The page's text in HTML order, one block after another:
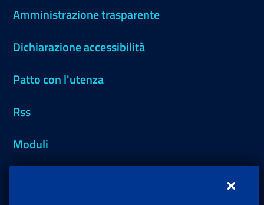
Amministrazione trasparente
Dichiarazione accessibilità
Patto con l'utenza
Rss
Moduli